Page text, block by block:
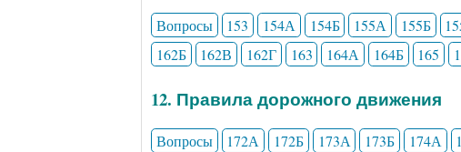
Вопросы 153 154А 154Б 155А 155Б
162Б
162В 162Г 163 164А 164Б 165
12. Правила дорожного движения
Вопросы 172А 172Б 173А 173Б 174А